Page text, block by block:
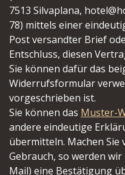
7513 Silvaplana,
78) mittels einer
Post versandter Brief
Entschluss, diesen
Sie können dafür das
Widerrufsformular
vorgeschrieben ist.
Sie können das Muster-
andere eindeutige
übermitteln. Machen
Gebrauch, so werden
Mail) eine Bestätigung